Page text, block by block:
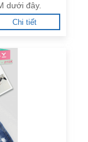
dưới đây.
Chi tiết